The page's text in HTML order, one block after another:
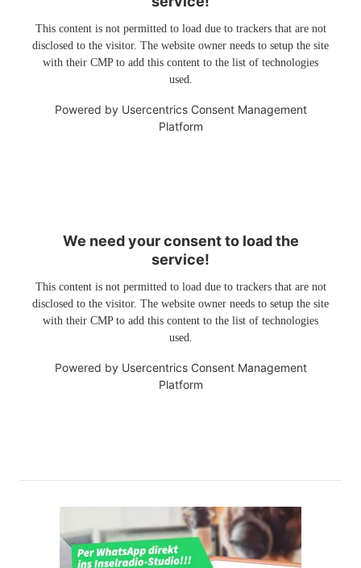
This content is not permitted to load due to trackers that are not
disclosed to the visitor. The website owner needs to setup the site
with their CMP to add this content to the list of technologies
used.
Powered by Usercentrics Consent Management
Platform
We need your consent to load the
service!
This content is not permitted to load due to trackers that are not
disclosed to the visitor. The website owner needs to setup the site
with their CMP to add this content to the list of technologies
used.
Powered by Usercentrics Consent Management
Platform